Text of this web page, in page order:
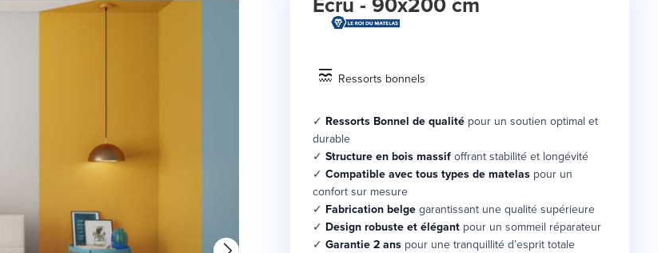
Ressorts bonnels
✓ Ressorts Bonnel de qualité pour un soutien optimal et
durable
✓ Structure en bois massif offrant stabilité et longévité
✓ Compatible avec tous types de matelas pour un
confort sur mesure
✓ Fabrication belge garantissant une qualité supérieure
✓ Design robuste et élégant pour un sommeil réparateur
✓ Garantie 2 ans pour une tranquillité d’esprit totale